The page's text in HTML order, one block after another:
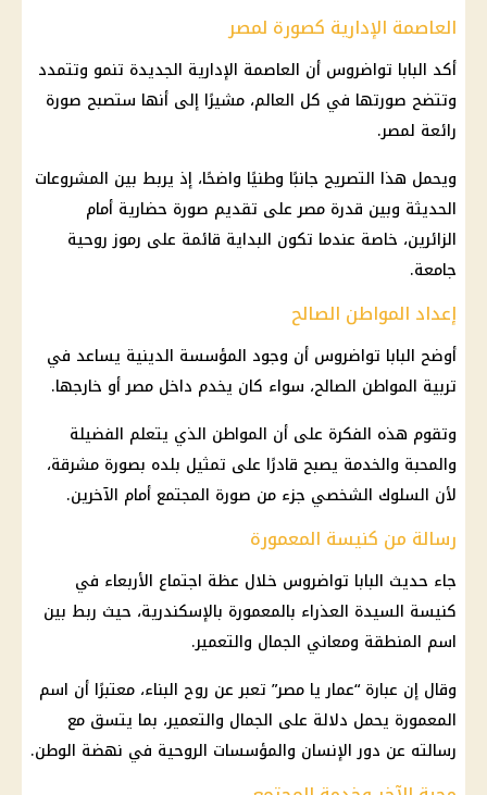
العاصمة الإدارية كصورة لمصر
أكد البابا تواضروس أن العاصمة الإدارية الجديدة تنمو وتتمدد
وتتضح صورتها في كل العالم، مشيرًا إلى أنها ستصبح صورة
رائعة لمصر.
ويحمل هذا التصريح جانبًا وطنيًا واضحًا، إذ يربط بين المشروعات
الحديثة وبين قدرة مصر على تقديم صورة حضارية أمام
الزائرين، خاصة عندما تكون البداية قائمة على رموز روحية
جامعة.
إعداد المواطن الصالح
أوضح البابا تواضروس أن وجود المؤسسة الدينية يساعد في
تربية المواطن الصالح، سواء كان يخدم داخل مصر أو خارجها.
وتقوم هذه الفكرة على أن المواطن الذي يتعلم الفضيلة
والمحبة والخدمة يصبح قادرًا على تمثيل بلده بصورة مشرقة،
لأن السلوك الشخصي جزء من صورة المجتمع أمام الآخرين.
رسالة من كنيسة المعمورة
جاء حديث البابا تواضروس خلال عظة اجتماع الأربعاء في
كنيسة السيدة العذراء بالمعمورة بالإسكندرية، حيث ربط بين
اسم المنطقة ومعاني الجمال والتعمير.
وقال إن عبارة “عمار يا مصر” تعبر عن روح البناء، معتبرًا أن اسم
المعمورة يحمل دلالة على الجمال والتعمير، بما يتسق مع
رسالته عن دور الإنسان والمؤسسات الروحية في نهضة الوطن.